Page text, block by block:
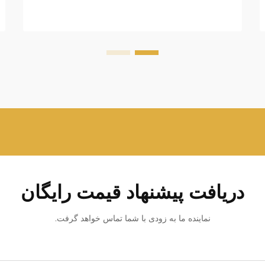
دریافت پیشنهاد قیمت رایگان
نماینده ما به زودی با شما تماس خواهد گرفت.